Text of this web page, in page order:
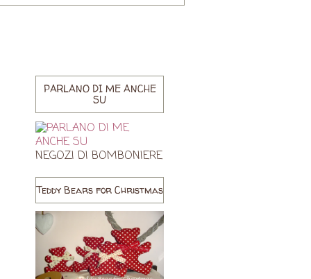
PARLANO DI ME ANCHE
SU
NEGOZI DI BOMBONIERE
Teddy Bears for Christmas